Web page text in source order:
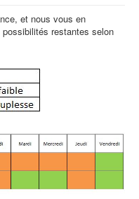
et nous vous en
restantes selon